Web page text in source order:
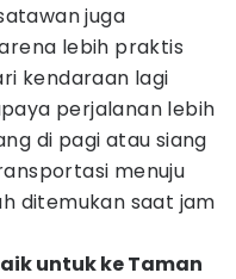
juga
lebih praktis
kendaraan lagi
perjalanan lebih
di pagi atau siang
menuju
ditemukan saat jam
untuk ke Taman